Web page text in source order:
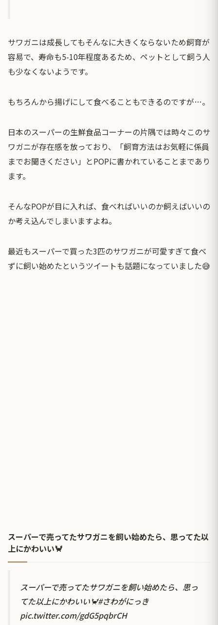
サワガニは成長してもそんなに大きくならないため飼育が
容易で、寿命も5-10年程度あるため、ペットとして飼う人
も少なくないようです。
もちろんから揚げにして食べることもできるのですが…。
日本のスーパーの生鮮食品コーナーの片隅では時々このサ
ワガニが存在感を放っており、「飼育方法はお気軽に係員
までお聞きください」とPOPに書かれていることまであり
ます。
そんなPOPが目に入れば、食べればいいのか飼えばいいの
か考え込んでしまいますよね。
最近もスーパーで買った3匹のサワガニが可愛すぎて食べ
ずに飼い始めたというツイートも話題になっていました😅
スーパーで売ってたサワガニを飼い始めたら、思ってた以
上にかわいい🦀
スーパーで売ってたサワガニを飼い始めたら、思っ
てた以上にかわいい🦀#さわがにっき
pic.twitter.com/gdG5pqbrCH